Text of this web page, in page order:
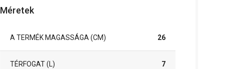
Méretek
A TERMÉK MAGASSÁGA (CM) 26
TÉRFOGAT (L) 7